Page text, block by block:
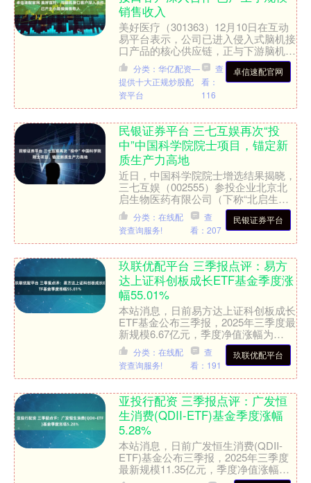
销售收入
美好医疗（301363）12月10日在互动
易平台表示，公司已进入侵入式脑机接
口产品的核心供应链，正与下游脑机接
口客户深入开展产品合作，协助客户实
现从实验室研发到....
卓信速配官网
分类：华亿配资—
提供十大正规炒股配
资平台
查
看：
116
民银证券平台 三七互娱再次“投
中”中国科学院院士项目，锚定新
质生产力高地
近日，中国科学院院士增选结果揭晓，
三七互娱（002555）参投企业北京北
启生物医药有限公司（下称“北启生
物”）科学创始人、北京大学邓宏魁教
授成功当选。这是继华翊....民银证券平台
分类：在线配
资查询服务!
查
看：207
玖联优配平台 三季报点评：易方
达上证科创板成长ETF基金季度涨
幅55.01%
本站消息，日前易方达上证科创板成长
ETF基金公布三季报，2025年三季度最
新规模6.67亿元，季度净值涨幅为
55.01%。 从业绩表现来看，易方达上
证科创板成长....
玖联优配平台
分类：在线配
资查询服务!
查
看：191
亚投行配资 三季报点评：广发恒
生消费(QDII-ETF)基金季度涨幅
5.28%
本站消息，日前广发恒生消费(QDII-
ETF)基金公布三季报，2025年三季度
最新规模11.35亿元，季度净值涨幅为